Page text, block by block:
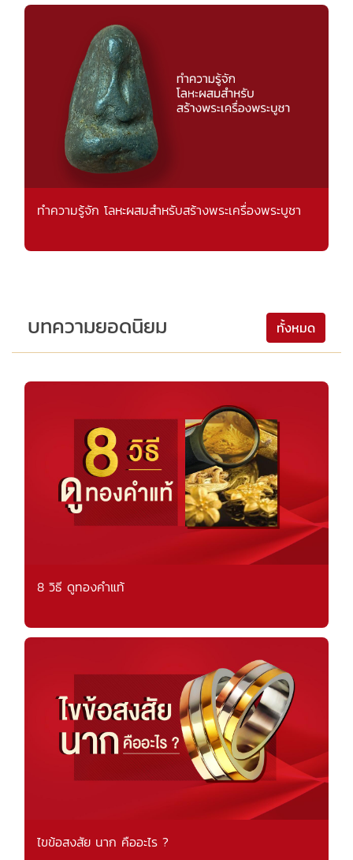
ทำความรู้จัก โลหะผสมสำหรับสร้างพระเครื่องพระบูชา
บทความยอดนิยม ทั้งหมด
8 วิธี ดูทองคำแท้
ไขข้อสงสัย นาก คืออะไร ?